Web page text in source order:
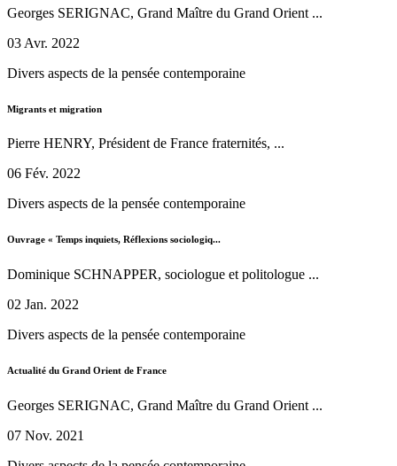
Georges SERIGNAC, Grand Maître du Grand Orient ...
03 Avr. 2022
Divers aspects de la pensée contemporaine
Migrants et migration
Pierre HENRY, Président de France fraternités, ...
06 Fév. 2022
Divers aspects de la pensée contemporaine
Ouvrage « Temps inquiets, Réflexions sociologiq...
Dominique SCHNAPPER, sociologue et politologue ...
02 Jan. 2022
Divers aspects de la pensée contemporaine
Actualité du Grand Orient de France
Georges SERIGNAC, Grand Maître du Grand Orient ...
07 Nov. 2021